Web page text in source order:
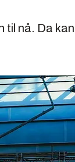
nå. Da